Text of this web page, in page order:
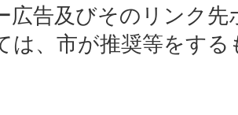
告及びそのリンク先
は、市が推奨等をす